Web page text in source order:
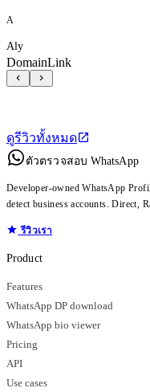
A
Aly
DomainLink
ดูรีวิวทั้งหมด
ตัวตรวจสอบ WhatsApp
Developer-owned WhatsApp
detect business accounts.
รีวิวเรา
Product
Features
WhatsApp DP download
WhatsApp bio viewer
Pricing
API
Use cases